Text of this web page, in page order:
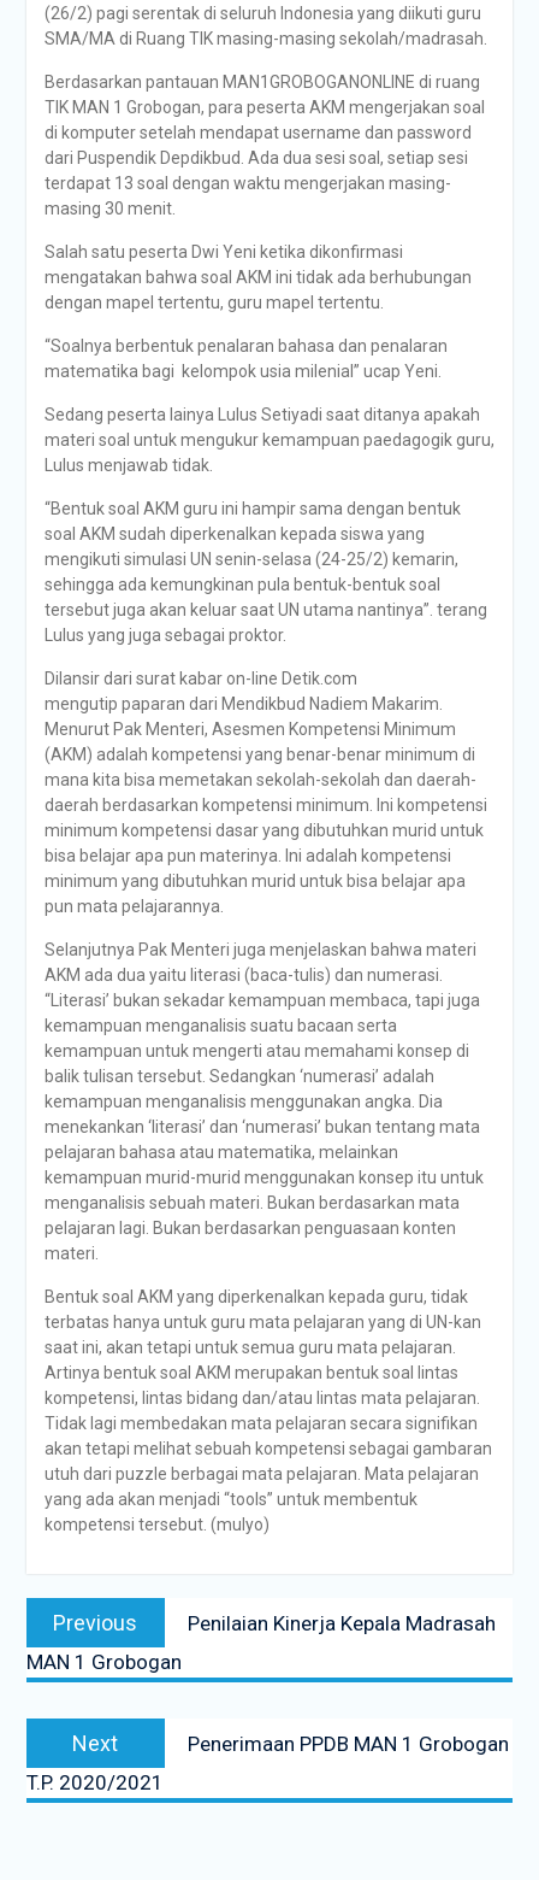
(26/2) pagi serentak di seluruh Indonesia yang diikuti guru
SMA/MA di Ruang TIK masing-masing sekolah/madrasah.
Berdasarkan pantauan MAN1GROBOGANONLINE di ruang
TIK MAN 1 Grobogan, para peserta AKM mengerjakan soal
di komputer setelah mendapat username dan password
dari Puspendik Depdikbud. Ada dua sesi soal, setiap sesi
terdapat 13 soal dengan waktu mengerjakan masing-
masing 30 menit.
Salah satu peserta Dwi Yeni ketika dikonfirmasi
mengatakan bahwa soal AKM ini tidak ada berhubungan
dengan mapel tertentu, guru mapel tertentu.
“Soalnya berbentuk penalaran bahasa dan penalaran
matematika bagi kelompok usia milenial” ucap Yeni.
Sedang peserta lainya Lulus Setiyadi saat ditanya apakah
materi soal untuk mengukur kemampuan paedagogik guru,
Lulus menjawab tidak.
“Bentuk soal AKM guru ini hampir sama dengan bentuk
soal AKM sudah diperkenalkan kepada siswa yang
mengikuti simulasi UN senin-selasa (24-25/2) kemarin,
sehingga ada kemungkinan pula bentuk-bentuk soal
tersebut juga akan keluar saat UN utama nantinya”. terang
Lulus yang juga sebagai proktor.
Dilansir dari surat kabar on-line Detik.com
mengutip paparan dari Mendikbud Nadiem Makarim.
Menurut Pak Menteri, Asesmen Kompetensi Minimum
(AKM) adalah kompetensi yang benar-benar minimum di
mana kita bisa memetakan sekolah-sekolah dan daerah-
daerah berdasarkan kompetensi minimum. Ini kompetensi
minimum kompetensi dasar yang dibutuhkan murid untuk
bisa belajar apa pun materinya. Ini adalah kompetensi
minimum yang dibutuhkan murid untuk bisa belajar apa
pun mata pelajarannya.
Selanjutnya Pak Menteri juga menjelaskan bahwa materi
AKM ada dua yaitu literasi (baca-tulis) dan numerasi.
“Literasi’ bukan sekadar kemampuan membaca, tapi juga
kemampuan menganalisis suatu bacaan serta
kemampuan untuk mengerti atau memahami konsep di
balik tulisan tersebut. Sedangkan ‘numerasi’ adalah
kemampuan menganalisis menggunakan angka. Dia
menekankan ‘literasi’ dan ‘numerasi’ bukan tentang mata
pelajaran bahasa atau matematika, melainkan
kemampuan murid-murid menggunakan konsep itu untuk
menganalisis sebuah materi. Bukan berdasarkan mata
pelajaran lagi. Bukan berdasarkan penguasaan konten
materi.
Bentuk soal AKM yang diperkenalkan kepada guru, tidak
terbatas hanya untuk guru mata pelajaran yang di UN-kan
saat ini, akan tetapi untuk semua guru mata pelajaran.
Artinya bentuk soal AKM merupakan bentuk soal lintas
kompetensi, lintas bidang dan/atau lintas mata pelajaran.
Tidak lagi membedakan mata pelajaran secara signifikan
akan tetapi melihat sebuah kompetensi sebagai gambaran
utuh dari puzzle berbagai mata pelajaran. Mata pelajaran
yang ada akan menjadi “tools” untuk membentuk
kompetensi tersebut. (mulyo)
Previous
Penilaian Kinerja Kepala Madrasah
MAN 1 Grobogan
Next
Penerimaan PPDB MAN 1 Grobogan
T.P. 2020/2021